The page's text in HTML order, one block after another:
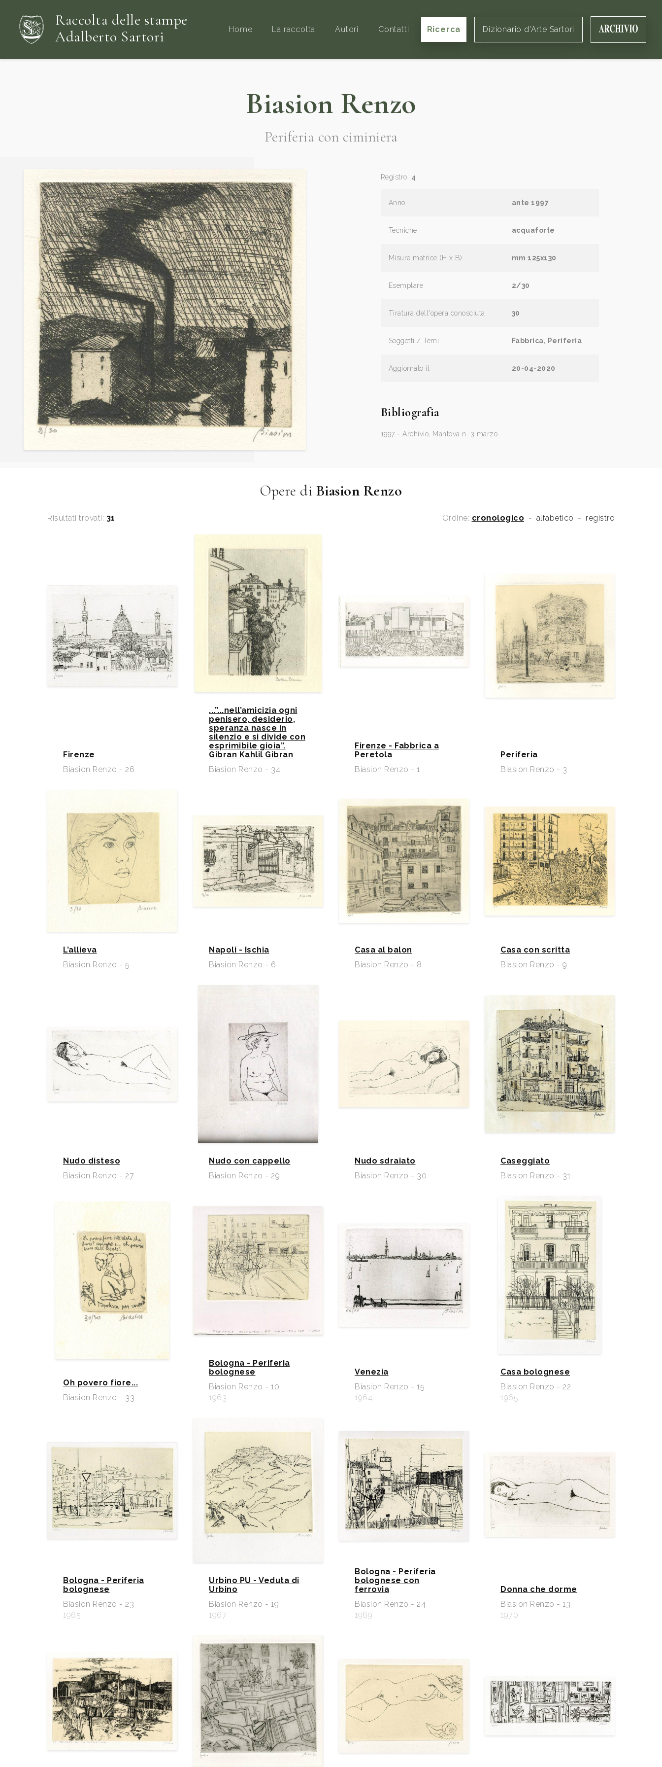
Raccolta delle stampe
Adalberto Sartori
Home La raccolta Autori Contatti Ricerca Dizionario d'Arte Sartori
Biasion Renzo
Periferia con ciminiera
Registro: 4
Anno ante 1997
Tecniche acquaforte
Misure matrice (H x B) mm 125x130
Esemplare 2/30
Tiratura dell'opera conosciuta 30
Soggetti / Temi Fabbrica, Periferia
Aggiornato il 20-04-2020
Bibliografia
1997 - Archivio, Mantova n. 3 marzo
Opere di Biasion Renzo
Risultati trovati: 31 Ordine: cronologico - alfabetico - registro
Firenze
Biasion Renzo - 26
...”...nell’amicizia ogni
penisero, desiderio,
speranza nasce in
silenzio e si divide con
esprimibile gioia”.
Gibran Kahlil Gibran
Biasion Renzo - 34
Firenze - Fabbrica a
Peretola
Biasion Renzo - 1
Periferia
Biasion Renzo - 3
L’allieva
Biasion Renzo - 5
Napoli - Ischia
Biasion Renzo - 6
Casa al balon
Biasion Renzo - 8
Casa con scritta
Biasion Renzo - 9
Nudo disteso
Biasion Renzo - 27
Nudo con cappello
Biasion Renzo - 29
Nudo sdraiato
Biasion Renzo - 30
Caseggiato
Biasion Renzo - 31
Oh povero fiore...
Biasion Renzo - 33
Bologna - Periferia
bolognese
Biasion Renzo - 10
1963
Venezia
Biasion Renzo - 15
1964
Casa bolognese
Biasion Renzo - 22
1965
Bologna - Periferia
bolognese
Biasion Renzo - 23
1965
Urbino PU - Veduta di
Urbino
Biasion Renzo - 19
1967
Bologna - Periferia
bolognese con
ferrovia
Biasion Renzo - 24
1969
Donna che dorme
Biasion Renzo - 13
1970